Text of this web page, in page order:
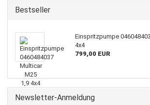
Bestseller
Einspritzpumpe
4x4
799,00 EUR
Newsletter-Anmeldung